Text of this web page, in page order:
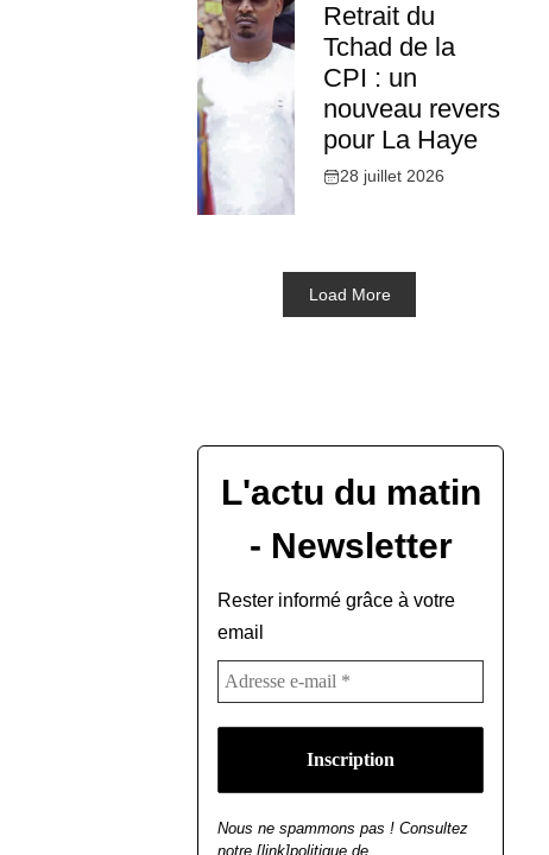
Retrait du
Tchad de la
CPI : un
nouveau revers
pour La Haye
28 juillet 2026
Load More
L'actu du matin
- Newsletter
Rester informé grâce à votre
email
Nous ne spammons pas ! Consultez
notre [link]politique de